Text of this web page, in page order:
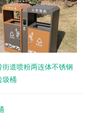
街道喷粉两连体不锈钢
圾桶